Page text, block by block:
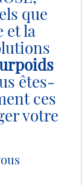
que
et la
êtes-
ces
votre